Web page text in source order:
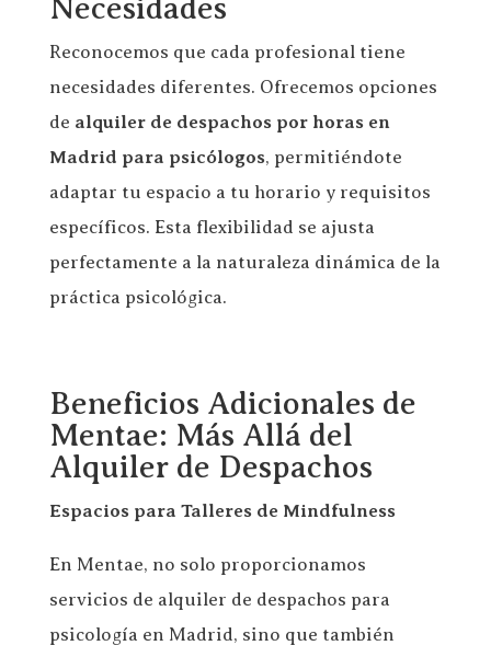
Necesidades
Reconocemos que cada profesional tiene
necesidades diferentes. Ofrecemos opciones
de alquiler de despachos por horas en
Madrid para psicólogos, permitiéndote
adaptar tu espacio a tu horario y requisitos
específicos. Esta flexibilidad se ajusta
perfectamente a la naturaleza dinámica de la
práctica psicológica.
Beneficios Adicionales de
Mentae: Más Allá del
Alquiler de Despachos
Espacios para Talleres de Mindfulness
En Mentae, no solo proporcionamos
servicios de alquiler de despachos para
psicología en Madrid, sino que también